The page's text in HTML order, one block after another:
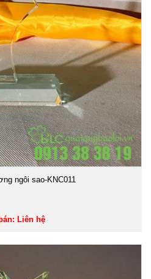
ngôi sao-KNC011
Liên hệ